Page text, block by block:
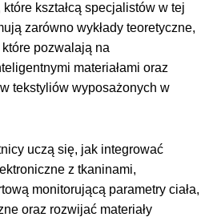
kształcą specjalistów w tej
zarówno wykłady teoretyczne,
pozwalają na
materiałami oraz
tekstyliów wyposażonych w
uczą się, jak integrować
z tkaninami,
monitorującą parametry ciała,
oraz rozwijać materiały